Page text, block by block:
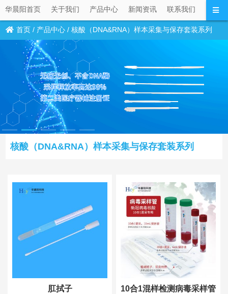
华晨阳首页 关于我们 产品中心 新闻资讯 联系我们
首页 / 产品中心 /核酸（DNA&RNA）样本采集与保存套装系列
核酸（DNA&RNA）样本采集与保存套装系列
肛拭子 10合1混样检测病毒采样管